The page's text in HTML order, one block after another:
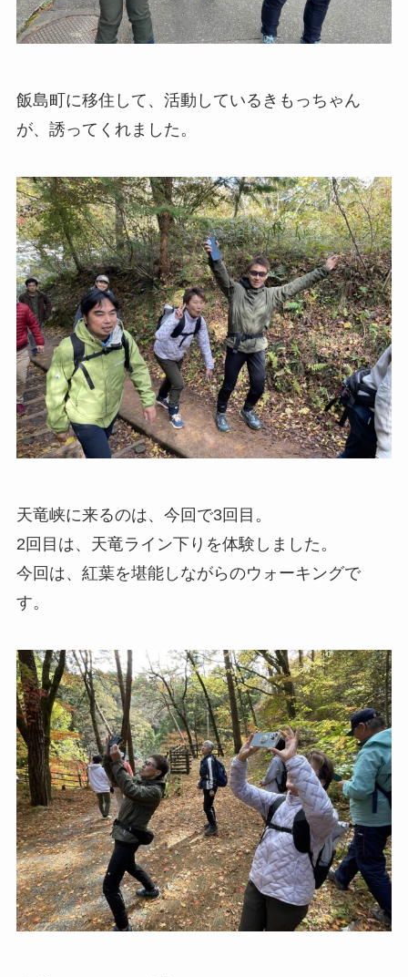
飯島町に移住して、活動しているきもっちゃん
が、誘ってくれました。
天竜峡に来るのは、今回で3回目。
2回目は、天竜ライン下りを体験しました。
今回は、紅葉を堪能しながらのウォーキングで
す。